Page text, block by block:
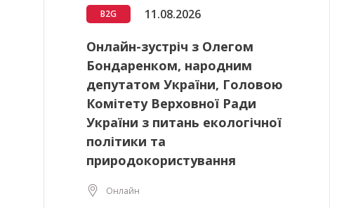
B2G 11.08.2026
Онлайн-зустріч з Олегом
Бондаренком, народним
депутатом України, Головою
Комітету Верховної Ради
України з питань екологічної
політики та
природокористування
Онлайн